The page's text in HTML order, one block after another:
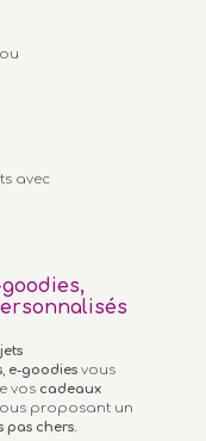
avec
, e-goodies vous
vos cadeaux
proposant un
pas chers.